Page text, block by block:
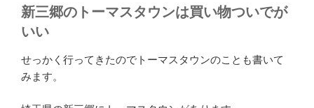
新三郷のトーマスタウンは買い物ついでが
いい
せっかく行ってきたのでトーマスタウンのことも書いて
みます。